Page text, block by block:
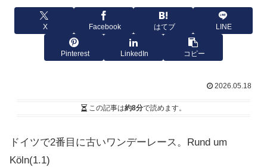
X Facebook はてブ LINE
Pinterest LinkedIn コピー
2026.05.18
この記事は約8分で読めます。
ドイツで2番目に古いワンデーレース。Rund um
Köln(1.1)